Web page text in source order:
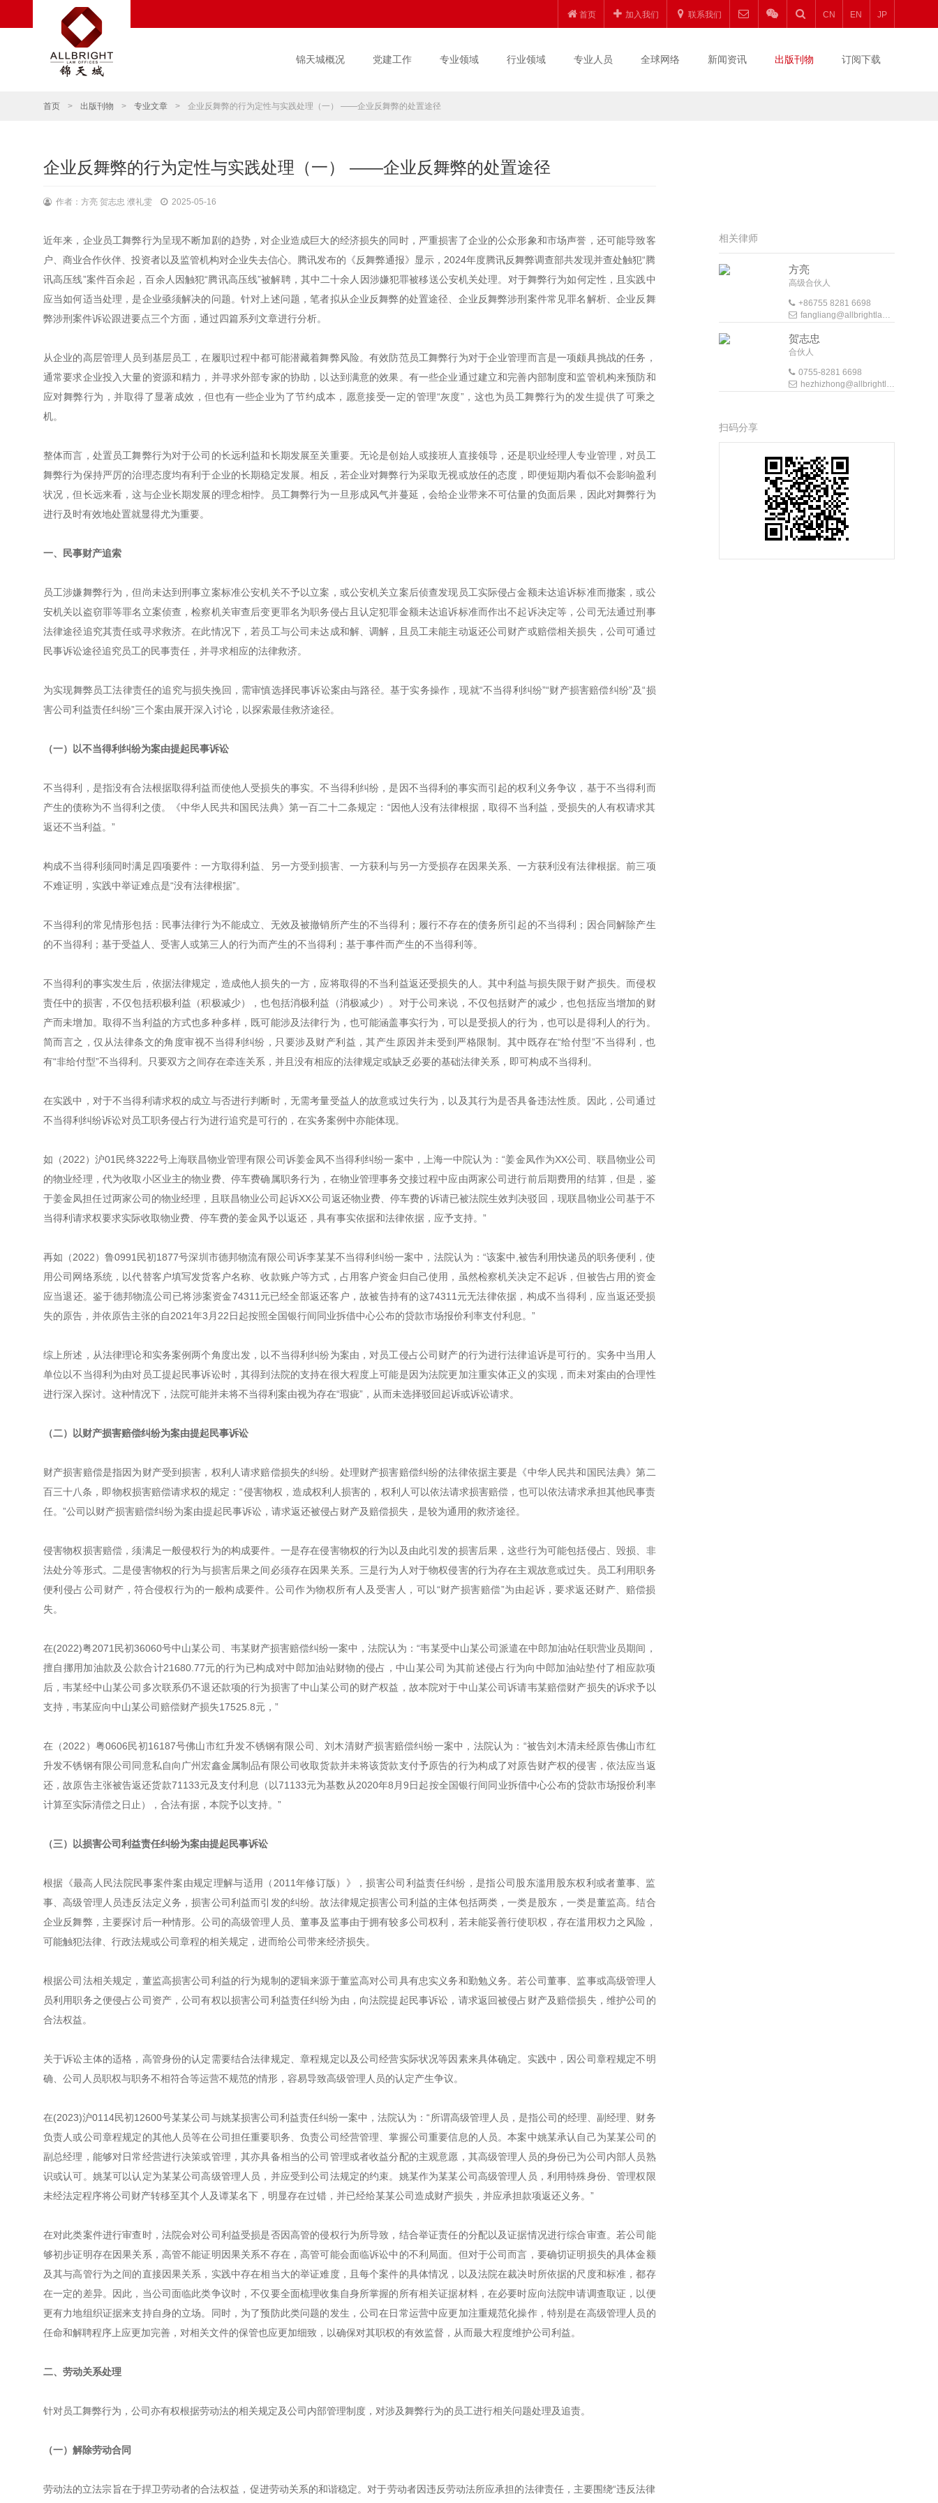
首页 加入我们 联系我们 CN EN JP
锦天城概况 党建工作 专业领域 行业领域 专业人员 全球网络 新闻资讯 出版刊物 订阅下载
首页 > 出版刊物 > 专业文章 > 企业反舞弊的行为定性与实践处理（一） ——企业反舞弊的处置途径
企业反舞弊的行为定性与实践处理（一） ——企业反舞弊的处置途径
作者：方亮 贺志忠 濮礼雯 2025-05-16
近年来，企业员工舞弊行为呈现不断加剧的趋势，对企业造成巨大的经济损失的同时，严重损害了企业的公众形象和市场声誉，还可能导致客
户、商业合作伙伴、投资者以及监管机构对企业失去信心。腾讯发布的《反舞弊通报》显示，2024年度腾讯反舞弊调查部共发现并查处触犯“腾
讯高压线”案件百余起，百余人因触犯“腾讯高压线”被解聘，其中二十余人因涉嫌犯罪被移送公安机关处理。对于舞弊行为如何定性，且实践中
应当如何适当处理，是企业亟须解决的问题。针对上述问题，笔者拟从企业反舞弊的处置途径、企业反舞弊涉刑案件常见罪名解析、企业反舞
弊涉刑案件诉讼跟进要点三个方面，通过四篇系列文章进行分析。
从企业的高层管理人员到基层员工，在履职过程中都可能潜藏着舞弊风险。有效防范员工舞弊行为对于企业管理而言是一项颇具挑战的任务，
通常要求企业投入大量的资源和精力，并寻求外部专家的协助，以达到满意的效果。有一些企业通过建立和完善内部制度和监管机构来预防和
应对舞弊行为，并取得了显著成效，但也有一些企业为了节约成本，愿意接受一定的管理“灰度”，这也为员工舞弊行为的发生提供了可乘之
机。
整体而言，处置员工舞弊行为对于公司的长远利益和长期发展至关重要。无论是创始人或接班人直接领导，还是职业经理人专业管理，对员工
舞弊行为保持严厉的治理态度均有利于企业的长期稳定发展。相反，若企业对舞弊行为采取无视或放任的态度，即便短期内看似不会影响盈利
状况，但长远来看，这与企业长期发展的理念相悖。员工舞弊行为一旦形成风气并蔓延，会给企业带来不可估量的负面后果，因此对舞弊行为
进行及时有效地处置就显得尤为重要。
一、民事财产追索
员工涉嫌舞弊行为，但尚未达到刑事立案标准公安机关不予以立案，或公安机关立案后侦查发现员工实际侵占金额未达追诉标准而撤案，或公
安机关以盗窃罪等罪名立案侦查，检察机关审查后变更罪名为职务侵占且认定犯罪金额未达追诉标准而作出不起诉决定等，公司无法通过刑事
法律途径追究其责任或寻求救济。在此情况下，若员工与公司未达成和解、调解，且员工未能主动返还公司财产或赔偿相关损失，公司可通过
民事诉讼途径追究员工的民事责任，并寻求相应的法律救济。
为实现舞弊员工法律责任的追究与损失挽回，需审慎选择民事诉讼案由与路径。基于实务操作，现就“不当得利纠纷”“财产损害赔偿纠纷”及“损
害公司利益责任纠纷”三个案由展开深入讨论，以探索最佳救济途径。
（一）以不当得利纠纷为案由提起民事诉讼
不当得利，是指没有合法根据取得利益而使他人受损失的事实。不当得利纠纷，是因不当得利的事实而引起的权利义务争议，基于不当得利而
产生的债称为不当得利之债。《中华人民共和国民法典》第一百二十二条规定：“因他人没有法律根据，取得不当利益，受损失的人有权请求其
返还不当利益。”
构成不当得利须同时满足四项要件：一方取得利益、另一方受到损害、一方获利与另一方受损存在因果关系、一方获利没有法律根据。前三项
不难证明，实践中举证难点是“没有法律根据”。
不当得利的常见情形包括：民事法律行为不能成立、无效及被撤销所产生的不当得利；履行不存在的债务所引起的不当得利；因合同解除产生
的不当得利；基于受益人、受害人或第三人的行为而产生的不当得利；基于事件而产生的不当得利等。
不当得利的事实发生后，依据法律规定，造成他人损失的一方，应将取得的不当利益返还受损失的人。其中利益与损失限于财产损失。而侵权
责任中的损害，不仅包括积极利益（积极减少），也包括消极利益（消极减少）。对于公司来说，不仅包括财产的减少，也包括应当增加的财
产而未增加。取得不当利益的方式也多种多样，既可能涉及法律行为，也可能涵盖事实行为，可以是受损人的行为，也可以是得利人的行为。
简而言之，仅从法律条文的角度审视不当得利纠纷，只要涉及财产利益，其产生原因并未受到严格限制。其中既存在“给付型”不当得利，也
有“非给付型”不当得利。只要双方之间存在牵连关系，并且没有相应的法律规定或缺乏必要的基础法律关系，即可构成不当得利。
在实践中，对于不当得利请求权的成立与否进行判断时，无需考量受益人的故意或过失行为，以及其行为是否具备违法性质。因此，公司通过
不当得利纠纷诉讼对员工职务侵占行为进行追究是可行的，在实务案例中亦能体现。
如（2022）沪01民终3222号上海联昌物业管理有限公司诉姜金凤不当得利纠纷一案中，上海一中院认为：“姜金凤作为XX公司、联昌物业公司
的物业经理，代为收取小区业主的物业费、停车费确属职务行为，在物业管理事务交接过程中应由两家公司进行前后期费用的结算，但是，鉴
于姜金凤担任过两家公司的物业经理，且联昌物业公司起诉XX公司返还物业费、停车费的诉请已被法院生效判决驳回，现联昌物业公司基于不
当得利请求权要求实际收取物业费、停车费的姜金凤予以返还，具有事实依据和法律依据，应予支持。”
再如（2022）鲁0991民初1877号深圳市德邦物流有限公司诉李某某不当得利纠纷一案中，法院认为：“该案中,被告利用快递员的职务便利，使
用公司网络系统，以代替客户填写发货客户名称、收款账户等方式，占用客户资金归自己使用，虽然检察机关决定不起诉，但被告占用的资金
应当退还。鉴于德邦物流公司已将涉案资金74311元已经全部返还客户，故被告持有的这74311元无法律依据，构成不当得利，应当返还受损
失的原告，并依原告主张的自2021年3月22日起按照全国银行间同业拆借中心公布的贷款市场报价利率支付利息。”
综上所述，从法律理论和实务案例两个角度出发，以不当得利纠纷为案由，对员工侵占公司财产的行为进行法律追诉是可行的。实务中当用人
单位以不当得利为由对员工提起民事诉讼时，其得到法院的支持在很大程度上可能是因为法院更加注重实体正义的实现，而未对案由的合理性
进行深入探讨。这种情况下，法院可能并未将不当得利案由视为存在“瑕疵”，从而未选择驳回起诉或诉讼请求。
（二）以财产损害赔偿纠纷为案由提起民事诉讼
财产损害赔偿是指因为财产受到损害，权利人请求赔偿损失的纠纷。处理财产损害赔偿纠纷的法律依据主要是《中华人民共和国民法典》第二
百三十八条，即物权损害赔偿请求权的规定：“侵害物权，造成权利人损害的，权利人可以依法请求损害赔偿，也可以依法请求承担其他民事责
任。”公司以财产损害赔偿纠纷为案由提起民事诉讼，请求返还被侵占财产及赔偿损失，是较为通用的救济途径。
侵害物权损害赔偿，须满足一般侵权行为的构成要件。一是存在侵害物权的行为以及由此引发的损害后果，这些行为可能包括侵占、毁损、非
法处分等形式。二是侵害物权的行为与损害后果之间必须存在因果关系。三是行为人对于物权侵害的行为存在主观故意或过失。员工利用职务
便利侵占公司财产，符合侵权行为的一般构成要件。公司作为物权所有人及受害人，可以“财产损害赔偿”为由起诉，要求返还财产、赔偿损
失。
在(2022)粤2071民初36060号中山某公司、韦某财产损害赔偿纠纷一案中，法院认为：“韦某受中山某公司派遣在中郎加油站任职营业员期间，
擅自挪用加油款及公款合计21680.77元的行为已构成对中郎加油站财物的侵占，中山某公司为其前述侵占行为向中郎加油站垫付了相应款项
后，韦某经中山某公司多次联系仍不退还款项的行为损害了中山某公司的财产权益，故本院对于中山某公司诉请韦某赔偿财产损失的诉求予以
支持，韦某应向中山某公司赔偿财产损失17525.8元，”
在（2022）粤0606民初16187号佛山市红升发不锈钢有限公司、刘木清财产损害赔偿纠纷一案中，法院认为：“被告刘木清未经原告佛山市红
升发不锈钢有限公司同意私自向广州宏鑫金属制品有限公司收取货款并未将该货款支付予原告的行为构成了对原告财产权的侵害，依法应当返
还，故原告主张被告返还货款71133元及支付利息（以71133元为基数从2020年8月9日起按全国银行间同业拆借中心公布的贷款市场报价利率
计算至实际清偿之日止），合法有据，本院予以支持。”
（三）以损害公司利益责任纠纷为案由提起民事诉讼
根据《最高人民法院民事案件案由规定理解与适用（2011年修订版）》，损害公司利益责任纠纷，是指公司股东滥用股东权利或者董事、监
事、高级管理人员违反法定义务，损害公司利益而引发的纠纷。故法律规定损害公司利益的主体包括两类，一类是股东，一类是董监高。结合
企业反舞弊，主要探讨后一种情形。公司的高级管理人员、董事及监事由于拥有较多公司权利，若未能妥善行使职权，存在滥用权力之风险，
可能触犯法律、行政法规或公司章程的相关规定，进而给公司带来经济损失。
根据公司法相关规定，董监高损害公司利益的行为规制的逻辑来源于董监高对公司具有忠实义务和勤勉义务。若公司董事、监事或高级管理人
员利用职务之便侵占公司资产，公司有权以损害公司利益责任纠纷为由，向法院提起民事诉讼，请求返回被侵占财产及赔偿损失，维护公司的
合法权益。
关于诉讼主体的适格，高管身份的认定需要结合法律规定、章程规定以及公司经营实际状况等因素来具体确定。实践中，因公司章程规定不明
确、公司人员职权与职务不相符合等运营不规范的情形，容易导致高级管理人员的认定产生争议。
在(2023)沪0114民初12600号某某公司与姚某损害公司利益责任纠纷一案中，法院认为：“所谓高级管理人员，是指公司的经理、副经理、财务
负责人或公司章程规定的其他人员等在公司担任重要职务、负责公司经营管理、掌握公司重要信息的人员。本案中姚某承认自己为某某公司的
副总经理，能够对日常经营进行决策或管理，其亦具备相当的公司管理或者收益分配的主观意愿，其高级管理人员的身份已为公司内部人员熟
识或认可。姚某可以认定为某某公司高级管理人员，并应受到公司法规定的约束。姚某作为某某公司高级管理人员，利用特殊身份、管理权限
未经法定程序将公司财产转移至其个人及谭某名下，明显存在过错，并已经给某某公司造成财产损失，并应承担款项返还义务。”
在对此类案件进行审查时，法院会对公司利益受损是否因高管的侵权行为所导致，结合举证责任的分配以及证据情况进行综合审查。若公司能
够初步证明存在因果关系，高管不能证明因果关系不存在，高管可能会面临诉讼中的不利局面。但对于公司而言，要确切证明损失的具体金额
及其与高管行为之间的直接因果关系，实践中存在相当大的举证难度，且每个案件的具体情况，以及法院在裁决时所依据的尺度和标准，都存
在一定的差异。因此，当公司面临此类争议时，不仅要全面梳理收集自身所掌握的所有相关证据材料，在必要时应向法院申请调查取证，以便
更有力地组织证据来支持自身的立场。同时，为了预防此类问题的发生，公司在日常运营中应更加注重规范化操作，特别是在高级管理人员的
任命和解聘程序上应更加完善，对相关文件的保管也应更加细致，以确保对其职权的有效监督，从而最大程度维护公司利益。
二、劳动关系处理
针对员工舞弊行为，公司亦有权根据劳动法的相关规定及公司内部管理制度，对涉及舞弊行为的员工进行相关问题处理及追责。
（一）解除劳动合同
劳动法的立法宗旨在于捍卫劳动者的合法权益，促进劳动关系的和谐稳定。对于劳动者因违反劳动法所应承担的法律责任，主要围绕“违反法律
相关律师
方亮
高级合伙人
+86755 8281 6698
fangliang@allbrightlaw.com
贺志忠
合伙人
0755-8281 6698
hezhizhong@allbrightlaw.com
扫码分享